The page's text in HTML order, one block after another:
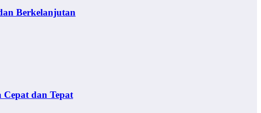
Berkelanjutan
dan Tepat